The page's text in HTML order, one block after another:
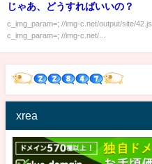
じゃあ、どうすればいいの？
c_img_param=; //img-c.net/output/site/42.js
c_img_param=; //img-c.net/...
xrea